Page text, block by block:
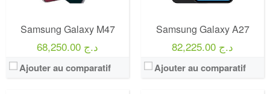
Samsung Galaxy M47
68,250.00 د.ج
Ajouter au comparatif
Samsung Galaxy A27
82,225.00 د.ج
Ajouter au comparatif